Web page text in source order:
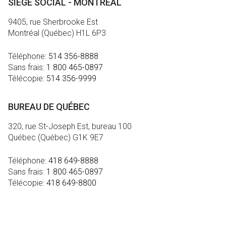
SIÈGE SOCIAL - MONTRÉAL
9405, rue Sherbrooke Est
Montréal (Québec) H1L 6P3
Téléphone: 514 356-8888
Sans frais: 1 800 465-0897
Télécopie: 514 356-9999
BUREAU DE QUÉBEC
320, rue St-Joseph Est, bureau 100
Québec (Québec) G1K 9E7
Téléphone: 418 649-8888
Sans frais: 1 800 465-0897
Télécopie: 418 649-8800